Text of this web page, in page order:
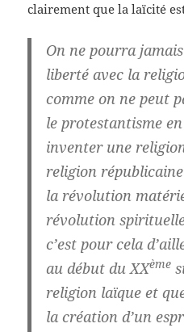
clairement que la laïcité
On ne pourra
liberté avec la
comme on ne peut
le protestantisme
inventer une
religion
la révolution
révolution
c’est pour cela
au début du XXème
religion laïque et
la création d’un